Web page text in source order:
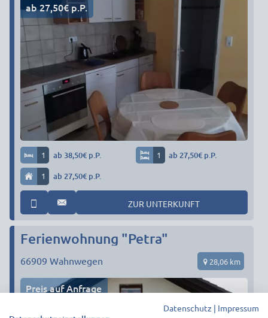
ab 27,50€ p.P.
1 ab 38,50€ p.P. 1 ab 27,50€ p.P.
1 ab 27,50€ p.P.
ZUR UNTERKUNFT
Ferienwohnung "Petra"
66909 Wahnwegen 28,06 km
Preis auf Anfrage
Datenschutz | Impressum